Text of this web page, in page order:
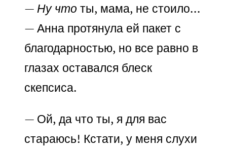
— Ну что ты, мама, не стоило…
— Анна протянула ей пакет с
благодарностью, но все равно в
глазах оставался блеск
скепсиса.
— Ой, да что ты, я для вас
стараюсь! Кстати, у меня слухи